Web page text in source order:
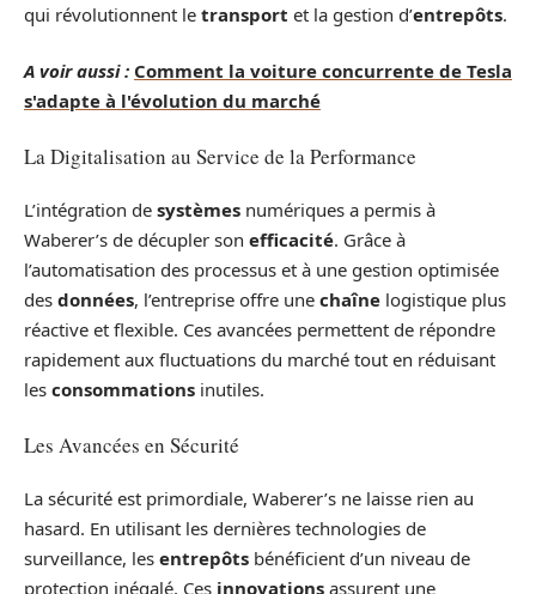
qui révolutionnent le transport et la gestion d’entrepôts.
A voir aussi : Comment la voiture concurrente de Tesla
s'adapte à l'évolution du marché
La Digitalisation au Service de la Performance
L’intégration de systèmes numériques a permis à
Waberer’s de décupler son efficacité. Grâce à
l’automatisation des processus et à une gestion optimisée
des données, l’entreprise offre une chaîne logistique plus
réactive et flexible. Ces avancées permettent de répondre
rapidement aux fluctuations du marché tout en réduisant
les consommations inutiles.
Les Avancées en Sécurité
La sécurité est primordiale, Waberer’s ne laisse rien au
hasard. En utilisant les dernières technologies de
surveillance, les entrepôts bénéficient d’un niveau de
protection inégalé. Ces innovations assurent une